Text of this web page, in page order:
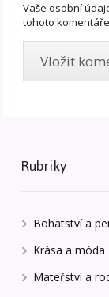
Vaše osobní
tohoto
Rubriky
Bohatství a
Krása a móda
Mateřství a